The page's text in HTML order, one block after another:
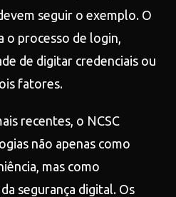
seguir o exemplo. O
o processo de login,
de digitar credenciais ou
fatores.
recentes, o NCSC
não apenas como
mas como
segurança digital. Os